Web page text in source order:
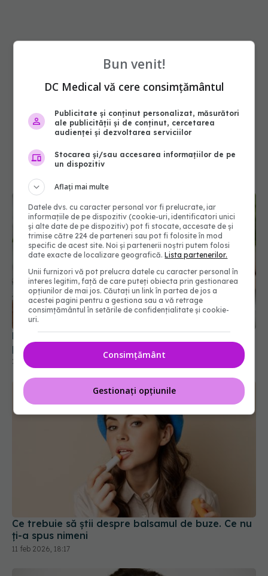
Nu arunca apa în care ai fiert castanele. Secretul
pentru un păr sănătos și strălucitor
21 dec 2025, 14:09
Ce trebuie să știi despre balsamul de buze. Ce nu
Bun venit!
DC Medical vă cere consimțământul
Publicitate și conținut personalizat, măsurători
ale publicității și de conținut, cercetarea
audienței și dezvoltarea serviciilor
Stocarea și/sau accesarea informațiilor de pe
un dispozitiv
Aflați mai multe
Datele dvs. cu caracter personal vor fi prelucrate, iar
informațiile de pe dispozitiv (cookie-uri, identificatori unici
și alte date de pe dispozitiv) pot fi stocate, accesate de și
trimise către 224 de parteneri sau pot fi folosite în mod
specific de acest site. Noi și partenerii noștri putem folosi
date exacte de localizare geografică.Lista partenerilor.
Unii furnizori vă pot prelucra datele cu caracter personal în
interes legitim, față de care puteți obiecta prin gestionarea
opțiunilor de mai jos. Căutați un link în partea de jos a
acestei pagini pentru a gestiona sau a vă retrage
consimțământul în setările de confidențialitate și cookie-
uri.
Consimțământ
Gestionați opțiunile